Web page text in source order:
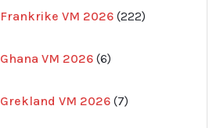
Frankrike VM 2026 222
produkter
Ghana VM 2026 6
produkter
Grekland VM 2026 7
produkter